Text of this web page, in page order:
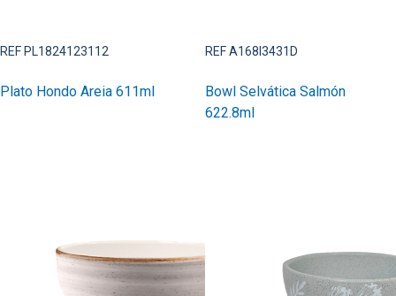
REF PL1824123112
Plato Hondo Areia 611ml
REF A168I3431D
Bowl Selvática Salmón
622.8ml